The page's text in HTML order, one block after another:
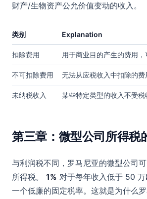
财产/生物资产公允价值变动的收入。
类别 Explanation
扣除费用 用于商业目的产生的费用，
不可扣除费用 无法从应税收入中扣除的费
未纳税收入 某些特定类型的收入不受税
第三章：微型公司所得税
与利润税不同，罗马尼亚的微型公司
所得税。 1% 对于每年收入低于 50
一个低廉的固定税率。这就是为什么